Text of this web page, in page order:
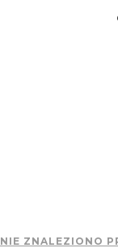
NIE ZNALEZIONO